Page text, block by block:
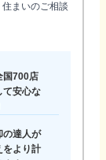
まいのご相談
国700店
て安心な
の達人が
をより計